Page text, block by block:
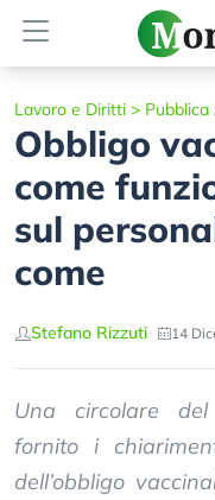
Lavoro e Diritti >
Obbligo
come
sul
come
Stefano Rizzuti 14
Una circolare del
fornito i
dell’obbligo